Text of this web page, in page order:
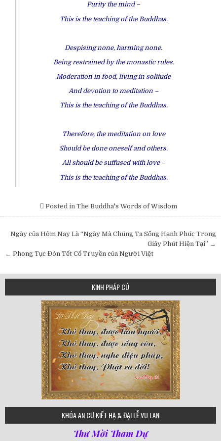
Purity the mind –
This is the teaching of the Buddhas.
Despising none, harming none.
Being restrained by the monastic rules.
Moderation in food, living in solitude
And devotion to meditation –
This is the teaching of the Buddhas.
Therefore, the meditation on love
Should be done oneself and others.
All should be suffused with love –
This is the teaching of the Buddhas.
Posted in The Buddha's Words of Wisdom
Post
Ngày của Hôm Nay Là “Ngày Mà Chúng Ta Sống Hạnh Phúc Trong
Giây Phút Hiện Tại” →
← Phong Tục Đón Tết Cổ Truyền của Người Việt
KINH PHÁP CÚ
75
KHÓA AN CƯ KIẾT HẠ & ĐẠI LỄ VU LAN
Thư Mời Tham Dự